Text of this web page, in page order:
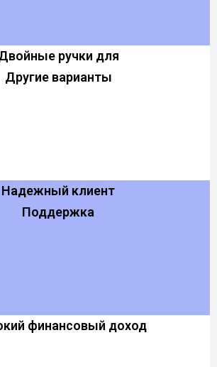
ручки для
Другие варианты
Надежный клиент
Поддержка
финансовый доход